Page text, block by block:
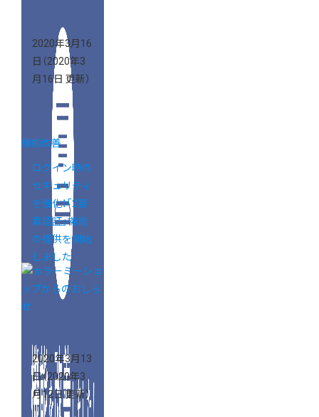
2020年3月16
日 （2020年3
月16日 更新）
機能改善
ログイン時の
セキュリティ
を強化！「2要
素認証」機能
の提供を開始
しました
2020年3月13
日（2020年3
月12日 更新）